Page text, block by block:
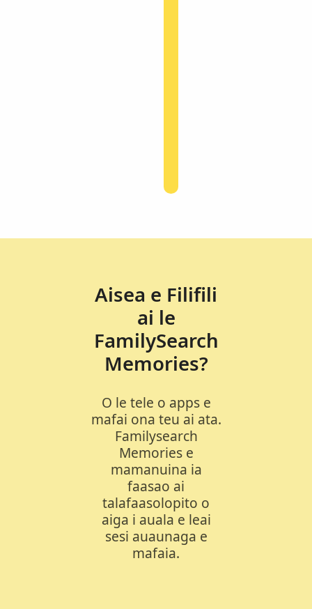
Aisea e Filifili
ai le
FamilySearch
Memories?
O le tele o apps e
mafai ona teu ai ata.
Familysearch
Memories e
mamanuina ia
faasao ai
talafaasolopito o
aiga i auala e leai
sesi auaunaga e
mafaia.